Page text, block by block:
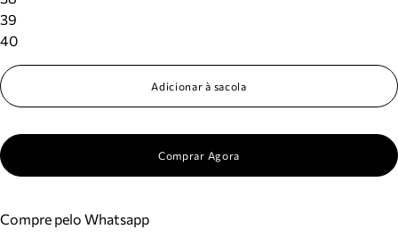
39
40
Adicionar à sacola
Comprar Agora
Compre pelo Whatsapp